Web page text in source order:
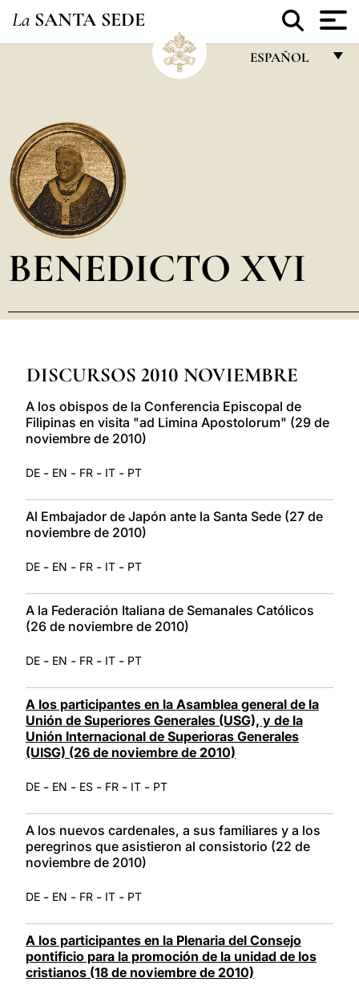
La SANTA SEDE
ESPAÑOL
POLSKI
العربيّة
LATINE
BENEDICTO XVI
DISCURSOS 2010 NOVIEMBRE
A los obispos de la Conferencia Episcopal de
Filipinas en visita "ad Limina Apostolorum" (29 de
noviembre de 2010)
DE - EN - FR - IT - PT
Al Embajador de Japón ante la Santa Sede (27 de
noviembre de 2010)
DE - EN - FR - IT - PT
A la Federación Italiana de Semanales Católicos
(26 de noviembre de 2010)
DE - EN - FR - IT - PT
A los participantes en la Asamblea general de la
Unión de Superiores Generales (USG), y de la
Unión Internacional de Superioras Generales
(UISG) (26 de noviembre de 2010)
DE - EN - ES - FR - IT - PT
A los nuevos cardenales, a sus familiares y a los
peregrinos que asistieron al consistorio (22 de
noviembre de 2010)
DE - EN - FR - IT - PT
A los participantes en la Plenaria del Consejo
pontificio para la promoción de la unidad de los
cristianos (18 de noviembre de 2010)